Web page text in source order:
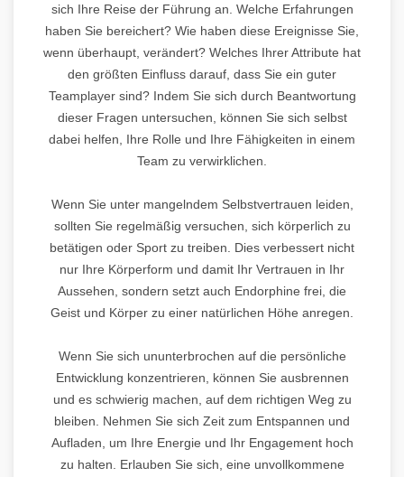
sich Ihre Reise der Führung an. Welche Erfahrungen
haben Sie bereichert? Wie haben diese Ereignisse Sie,
wenn überhaupt, verändert? Welches Ihrer Attribute hat
den größten Einfluss darauf, dass Sie ein guter
Teamplayer sind? Indem Sie sich durch Beantwortung
dieser Fragen untersuchen, können Sie sich selbst
dabei helfen, Ihre Rolle und Ihre Fähigkeiten in einem
Team zu verwirklichen.
Wenn Sie unter mangelndem Selbstvertrauen leiden,
sollten Sie regelmäßig versuchen, sich körperlich zu
betätigen oder Sport zu treiben. Dies verbessert nicht
nur Ihre Körperform und damit Ihr Vertrauen in Ihr
Aussehen, sondern setzt auch Endorphine frei, die
Geist und Körper zu einer natürlichen Höhe anregen.
Wenn Sie sich ununterbrochen auf die persönliche
Entwicklung konzentrieren, können Sie ausbrennen
und es schwierig machen, auf dem richtigen Weg zu
bleiben. Nehmen Sie sich Zeit zum Entspannen und
Aufladen, um Ihre Energie und Ihr Engagement hoch
zu halten. Erlauben Sie sich, eine unvollkommene